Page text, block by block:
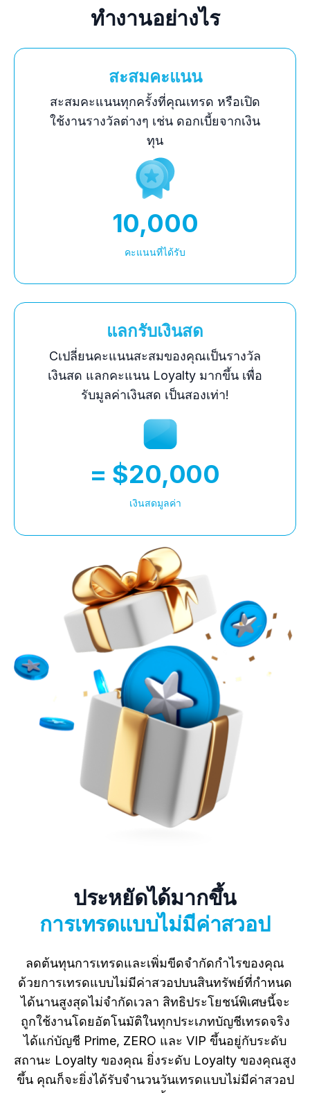
ทำงานอย่างไร
สะสมคะแนน
สะสมคะแนนทุกครั้งที่คุณเทรด หรือเปิด
ใช้งานรางวัลต่างๆ เช่น ดอกเบี้ยจากเงิน
ทุน
10,000
คะแนนที่ได้รับ
แลกรับเงินสด
Cเปลี่ยนคะแนนสะสมของคุณเป็นรางวัล
เงินสด แลกคะแนน Loyalty มากขึ้น เพื่อ
รับมูลค่าเงินสด เป็นสองเท่า!
= $20,000
เงินสดมูลค่า
ประหยัดได้มากขึ้น
การเทรดแบบไม่มีค่าสวอป
ลดต้นทุนการเทรดและเพิ่มขีดจำกัดกำไรของคุณ
ด้วยการเทรดแบบไม่มีค่าสวอปบนสินทรัพย์ที่กำหนด
ได้นานสูงสุดไม่จำกัดเวลา สิทธิประโยชน์พิเศษนี้จะ
ถูกใช้งานโดยอัตโนมัติในทุกประเภทบัญชีเทรดจริง
ได้แก่บัญชี Prime, ZERO และ VIP ขึ้นอยู่กับระดับ
สถานะ Loyalty ของคุณ ยิ่งระดับ Loyalty ของคุณสูง
ขึ้น คุณก็จะยิ่งได้รับจำนวนวันเทรดแบบไม่มีค่าสวอป